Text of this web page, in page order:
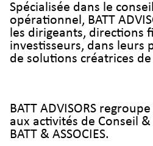
Spécialisée dans le
opérationnel, BATT
les dirigeants, directions
investisseurs, dans leurs
de solutions créatrices de
BATT ADVISORS
aux activités de Conseil
BATT & ASSOCIES.